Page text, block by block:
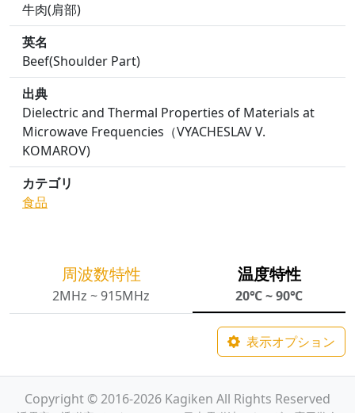
牛肉(肩部)
英名
Beef(Shoulder Part)
出典
Dielectric and Thermal Properties of Materials at
Microwave Frequencies（VYACHESLAV V.
KOMAROV)
カテゴリ
食品
周波数特性
2MHz ~ 915MHz
温度特性
20℃ ~ 90℃
表示オプション
Copyright © 2016-2026 Kagiken All Rights Reserved